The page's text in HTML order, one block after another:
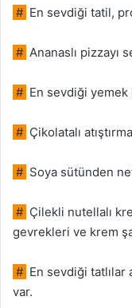
# En sevdiği tatil,
# Ananaslı pizzayı
# En sevdiği yemek
# Çikolatalı
# Soya sütünden
# Çilekli nutellalı
gevrekleri ve krem
# En sevdiği tatlılar
var.